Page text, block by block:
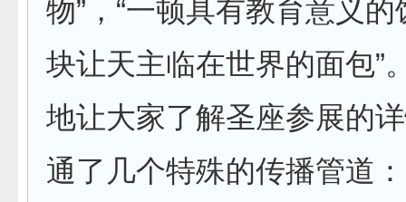
物”，“一顿具有教育意义的
块让天主临在世界的面包”
地让大家了解圣座参展的
通了几个特殊的传播管道